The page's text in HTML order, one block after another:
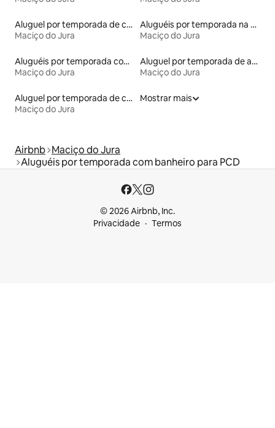
Aluguel por temporada de casebres
Maciço do Jura
Aluguéis por temporada na orla
Maciço do Jura
Aluguéis por temporada com cama de altura acessível
Maciço do Jura
Aluguel por temporada de apart-hotéis
Maciço do Jura
Aluguel por temporada de casas-barco
Maciço do Jura
Mostrar mais
Airbnb Maciço do Jura
Aluguéis por temporada com banheiro para PCD
© 2026 Airbnb, Inc.
Privacidade
Termos